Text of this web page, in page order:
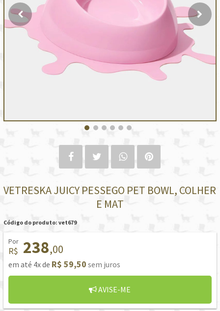
VETRESKA JUICY PESSEGO PET BOWL, COLHER
E MAT
Código do produto: vet679
Por
R$ 238,00
em até 4x de R$ 59,50 sem juros
AVISE-ME